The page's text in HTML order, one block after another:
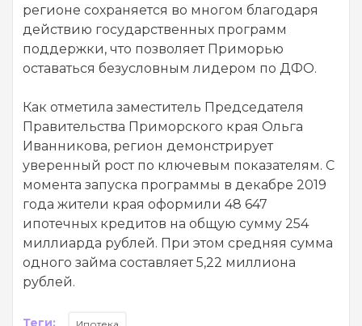
регионе сохраняется во многом благодаря
действию государственных программ
поддержки, что позволяет Приморью
оставаться безусловным лидером по ДФО.
Как отметила заместитель Председателя
Правительства Приморского края Ольга
Иванникова, регион демонстрирует
уверенный рост по ключевым показателям. С
момента запуска программы в декабре 2019
года жители края оформили 48 647
ипотечных кредитов на общую сумму 254
миллиарда рублей. При этом средняя сумма
одного займа составляет 5,22 миллиона
рублей.
Теги: